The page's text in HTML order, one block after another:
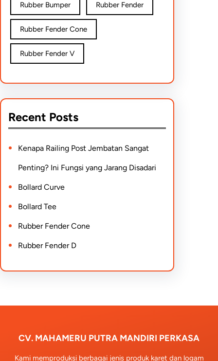
Rubber Bumper Rubber Fender
Rubber Fender Cone
Rubber Fender V
Recent Posts
Kenapa Railing Post Jembatan Sangat
Penting? Ini Fungsi yang Jarang Disadari
Bollard Curve
Bollard Tee
Rubber Fender Cone
Rubber Fender D
CV. MAHAMERU PUTRA MANDIRI PERKASA
Kami memproduksi berbagai jenis produk karet dan logam